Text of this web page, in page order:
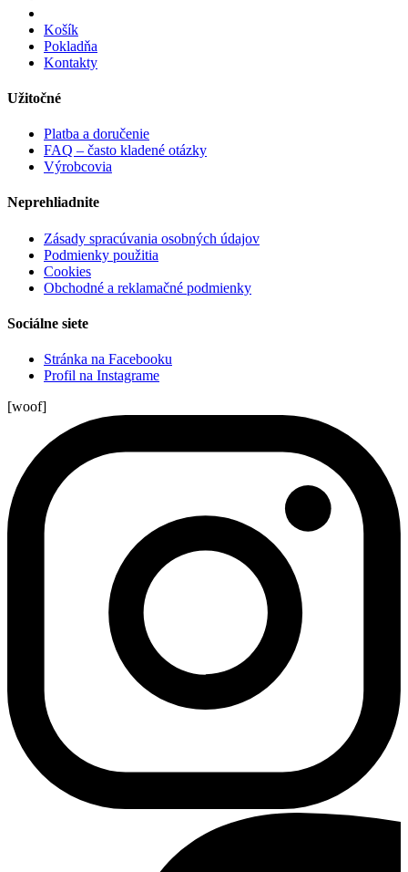
Košík
Pokladňa
Kontakty
Užitočné
Platba a doručenie
FAQ – často kladené otázky
Výrobcovia
Neprehliadnite
Zásady spracúvania osobných údajov
Podmienky použitia
Cookies
Obchodné a reklamačné podmienky
Sociálne siete
Stránka na Facebooku
Profil na Instagrame
[woof]